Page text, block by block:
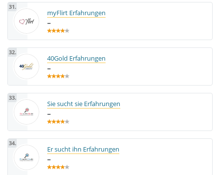
31.
myFlirt Erfahrungen
–
32.
40Gold Erfahrungen
–
33.
Sie sucht sie Erfahrungen
–
34.
Er sucht ihn Erfahrungen
–